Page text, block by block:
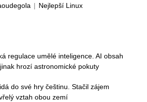
| Nejlepší Linux
regulace umělé inteligence. AI obsah
hrozí astronomické pokuty
do své hry češtinu. Stačil zájem
vztah obou zemí